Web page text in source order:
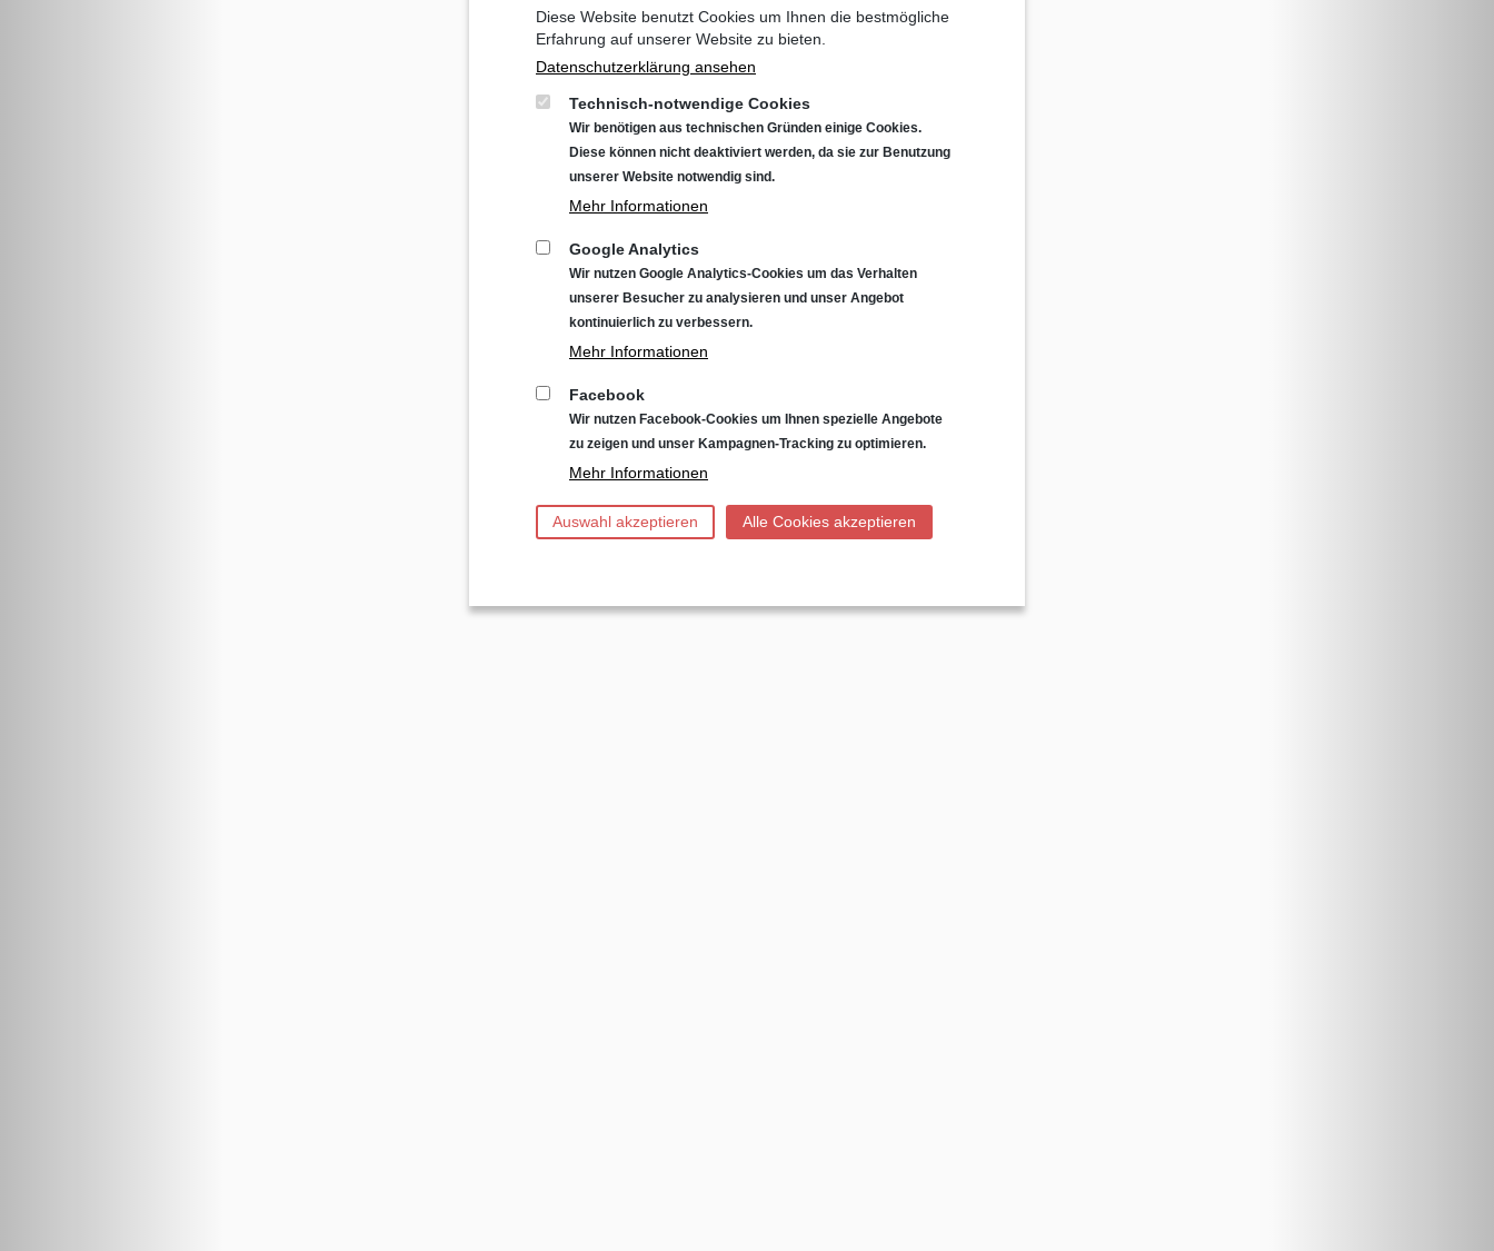
Diese Website benutzt Cookies um Ihnen die bestmögliche
Erfahrung auf unserer Website zu bieten.
Datenschutzerklärung ansehen
Technisch-notwendige Cookies
Wir benötigen aus technischen Gründen einige Cookies.
Diese können nicht deaktiviert werden, da sie zur Benutzung
unserer Website notwendig sind.
Mehr Informationen
Google Analytics
Wir nutzen Google Analytics-Cookies um das Verhalten
unserer Besucher zu analysieren und unser Angebot
kontinuierlich zu verbessern.
Mehr Informationen
Facebook
Wir nutzen Facebook-Cookies um Ihnen spezielle Angebote
zu zeigen und unser Kampagnen-Tracking zu optimieren.
Mehr Informationen
Auswahl akzeptieren Alle Cookies akzeptieren